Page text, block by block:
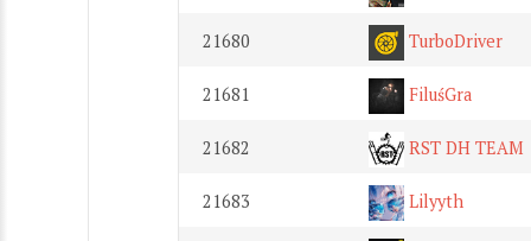
21680 TurboDriver
21681 FiluśGra
21682 RST DH TEAM
21683 Lilyyth